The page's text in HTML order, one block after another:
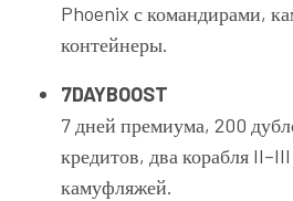
Phoenix с командирами,
контейнеры.
7DAYBOOST
7 дней премиума, 200
кредитов, два корабля
камуфляжей.